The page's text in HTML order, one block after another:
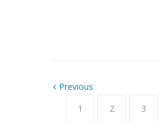
Previous
1
2 3